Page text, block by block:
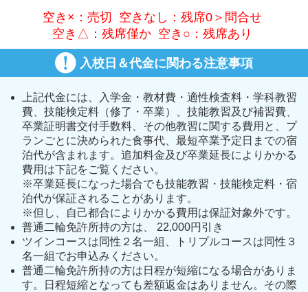
空き×：売切 空きなし：残席0＞問合せ
空き△：残席僅か 空き○：残席あり
入校日＆代金に関わる注意事項
上記代金には、入学金・教材費・適性検査料・学科教習
費、技能検定料（修了・卒業）、技能教習及び補習費、
卒業証明書交付手数料、その他教習に関する費用と、プ
ランごとに決められた食事代、最短卒業予定日までの宿
泊代が含まれます。追加料金及び卒業延長によりかかる
費用は下記をご覧ください。
※卒業延長になった場合でも技能教習・技能検定料・宿
泊代が保証されることがあります。
※但し、自己都合によりかかる費用は保証対象外です。
普通二輪免許所持の方は、 22,000円引き
ツインコースは同性２名一組、トリプルコースは同性３
名一組でお申込みください。
普通二輪免許所持の方は日程が短縮になる場合がありま
す。日程短縮となっても差額返金はありません。その際